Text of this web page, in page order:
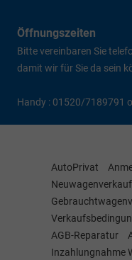
Öffnungszeiten
Bitte vereinbaren Sie
damit wir für Sie da sein
Handy : 01520/7189791
AutoPrivat
AGB-Reparatur
Inzahlungnahme